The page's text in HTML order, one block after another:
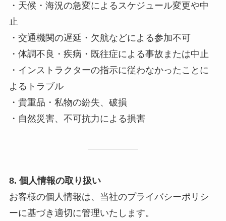
・天候・海況の急変によるスケジュール変更や中
止
・交通機関の遅延・欠航などによる参加不可
・体調不良・疾病・既往症による事故または中止
・インストラクターの指示に従わなかったことに
よるトラブル
・貴重品・私物の紛失、破損
・自然災害、不可抗力による損害
8. 個人情報の取り扱い
お客様の個人情報は、当社のプライバシーポリシ
ーに基づき適切に管理いたします。